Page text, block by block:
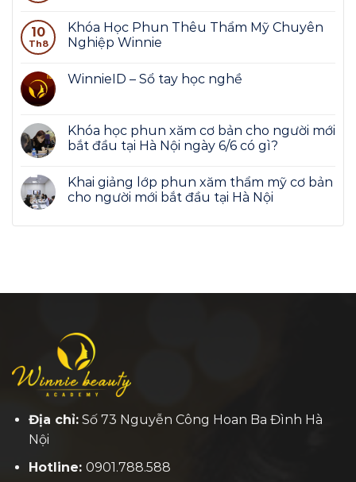
10
Th8
Khóa Học Phun Thêu Thẩm Mỹ Chuyên
Nghiệp Winnie
WinnieID – Sổ tay học nghề
Khóa học phun xăm cơ bản cho người mới
bắt đầu tại Hà Nội ngày 6/6 có gì?
Khai giảng lớp phun xăm thẩm mỹ cơ bản
cho người mới bắt đầu tại Hà Nội
Địa chỉ:Số 73 Nguyễn Công Hoan Ba Đình Hà
Nội
Hotline: 0901.788.588